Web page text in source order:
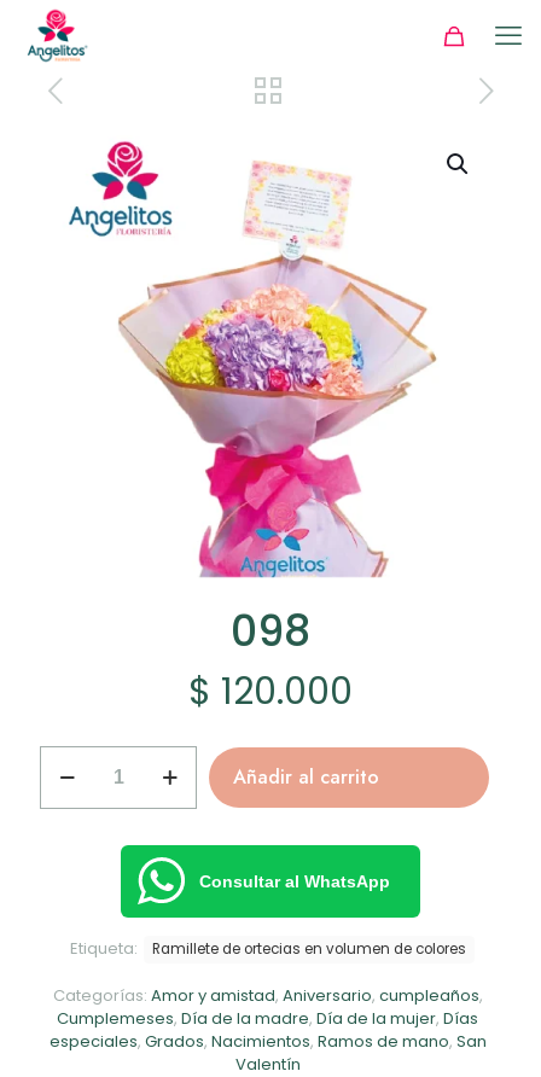
098
$ 120.000
cantidad
Añadir al carrito
Consultar al WhatsApp
Categorías: Amor y amistad, Aniversario, cumpleaños,
Cumplemeses, Día de la madre, Día de la mujer, Días
especiales, Grados, Nacimientos, Ramos de mano, San
Valentín
Etiqueta: Ramillete de ortecias en volumen de colores